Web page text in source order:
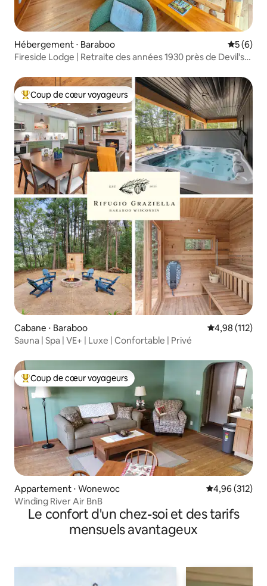
Hébergement ⋅ Baraboo
5 (6)
Fireside Lodge | Retraite des années 1930 près de Devil's
Coups de cœur voyageurs les plus appréciés
Coup de cœur voyageurs
Cabane ⋅ Baraboo Évaluation
4,98 (112)
Sauna | Spa | VE+ | Luxe | Confortable | Privé
Coups de cœur voyageurs les plus appréciés
Coup de cœur voyageurs
Appartement ⋅ Wonewoc Évaluation
4,96 (312)
Winding River Air BnB
Le confort d'un chez-soi et des tarifs
mensuels avantageux